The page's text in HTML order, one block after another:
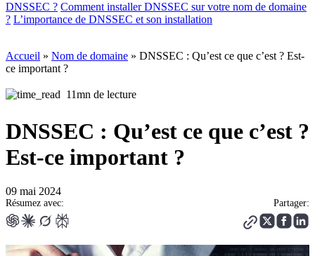
DNSSEC ? Comment installer DNSSEC sur votre nom de domaine
? L’importance de DNSSEC et son installation
Accueil » Nom de domaine » DNSSEC : Qu’est ce que c’est ? Est-
ce important ?
11mn de lecture
DNSSEC : Qu’est ce que c’est ?
Est-ce important ?
09 mai 2024
Résumez avec: Partager: